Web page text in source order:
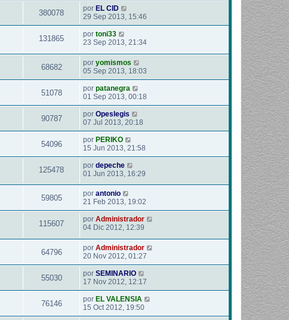
380078 por EL CID
29 Sep 2013, 15:46
131865 por toni33
23 Sep 2013, 21:34
68682 por yomismos
05 Sep 2013, 18:03
51078 por patanegra
01 Sep 2013, 00:18
90787 por Opeslegis
07 Jul 2013, 20:18
54096 por PERIKO
15 Jun 2013, 21:58
125478 por depeche
01 Jun 2013, 16:29
59805 por antonio
21 Feb 2013, 19:02
115607 por Administrador
04 Dic 2012, 12:39
64796 por Administrador
20 Nov 2012, 01:27
55030 por SEMINARIO
17 Nov 2012, 12:17
76146 por EL VALENSIA
15 Oct 2012, 19:50